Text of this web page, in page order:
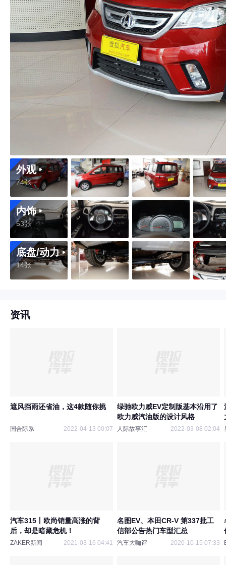
外观
74张
内饰
53张
底盘/动力
14张
资讯
遮风挡雨还省油，这4款随你挑
国合际系 2022-04-13 00:07
绿驰欧力威EV定制版基本沿用了
欧力威汽油版的设计风格
人际故事汇 2022-03-08 02:04
汽车315丨欧尚销量高涨的背
后，却是暗藏危机！
ZAKER新闻 2021-03-16 04:41
名图EV、本田CR-V 第337批工
信部公告热门车型汇总
汽车大咖评 2020-10-15 07:33